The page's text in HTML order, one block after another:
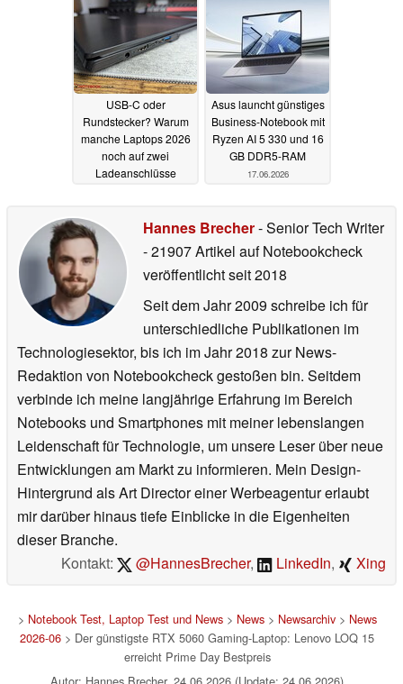
USB-C oder
Rundstecker? Warum
manche Laptops 2026
noch auf zwei
Ladeanschlüsse
Asus launcht günstiges
Business-Notebook mit
Ryzen AI 5 330 und 16
GB DDR5-RAM
17.06.2026
Hannes Brecher- Senior Tech Writer
- 21907 Artikel auf Notebookcheck
veröffentlichtseit 2018
Seit dem Jahr 2009 schreibe ich für
unterschiedliche Publikationen im
Technologiesektor, bis ich im Jahr 2018 zur News-
Redaktion von Notebookcheck gestoßen bin. Seitdem
verbinde ich meine langjährige Erfahrung im Bereich
Notebooks und Smartphones mit meiner lebenslangen
Leidenschaft für Technologie, um unsere Leser über neue
Entwicklungen am Markt zu informieren. Mein Design-
Hintergrund als Art Director einer Werbeagentur erlaubt
mir darüber hinaus tiefe Einblicke in die Eigenheiten
dieser Branche.
Kontakt:
@HannesBrecher, LinkedIn, Xing
> Notebook Test, Laptop Test und News> News> Newsarchiv> News
2026-06 > Der günstigste RTX 5060 Gaming-Laptop: Lenovo LOQ 15
erreicht Prime Day Bestpreis